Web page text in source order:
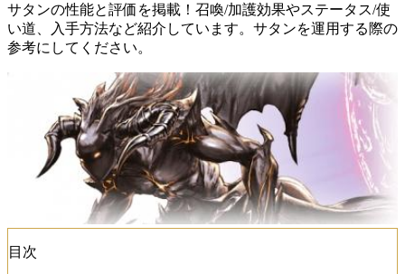
サタンの性能と評価を掲載！召喚/加護効果やステータス/使
い道、入手方法など紹介しています。サタンを運用する際の
参考にしてください。
目次